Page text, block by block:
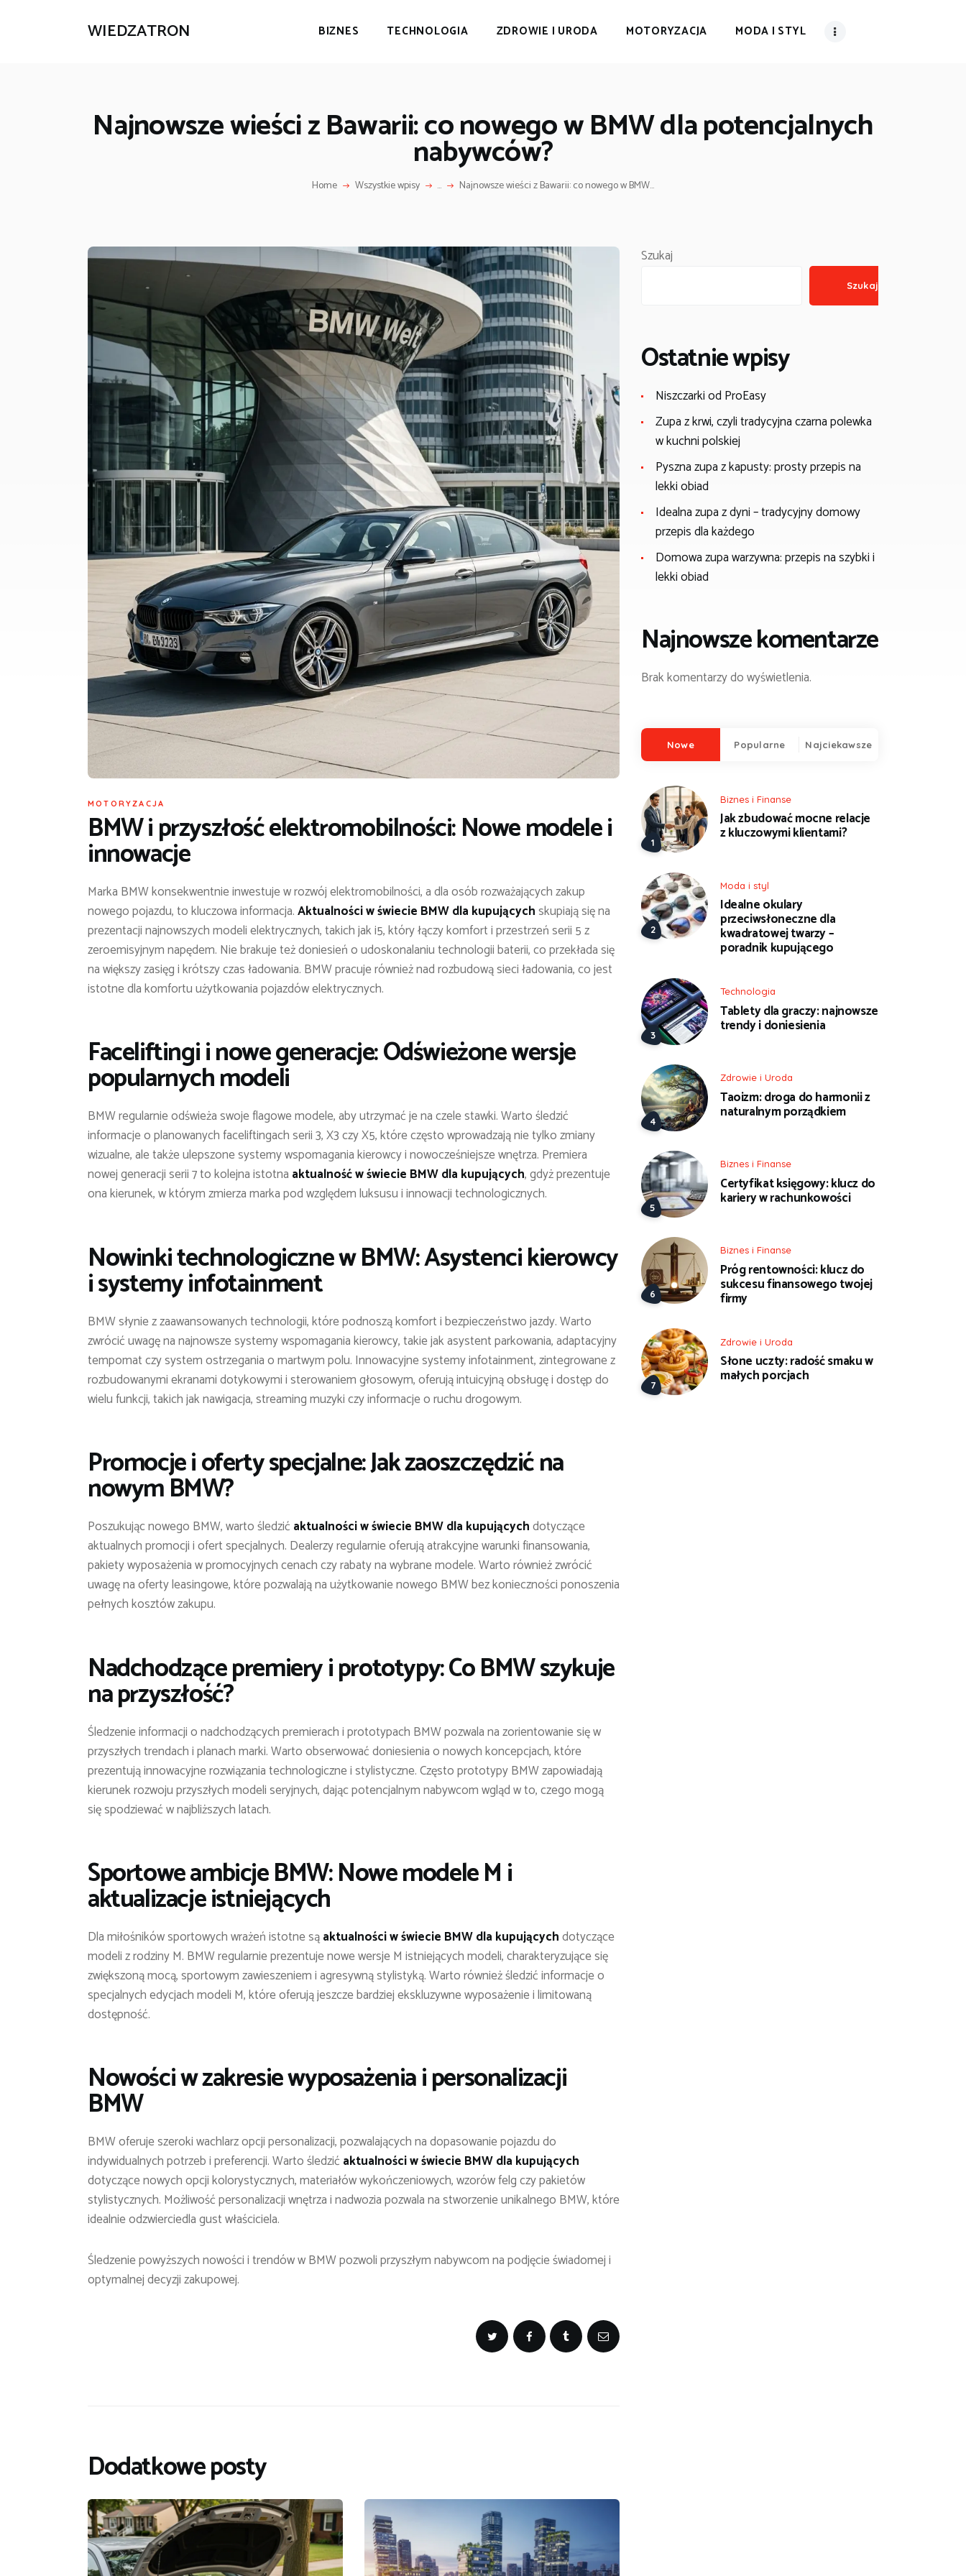
WIEDZATRON BIZNES TECHNOLOGIA ZDROWIE I URODA MOTORYZACJA MODA I STYL
Najnowsze wieści z Bawarii: co nowego w BMW dla potencjalnych
nabywców?
Home Wszystkie wpisy ... Najnowsze wieści z Bawarii: co nowego w BMW...
MOTORYZACJA
BMW i przyszłość elektromobilności: Nowe modele i
innowacje
Marka BMW konsekwentnie inwestuje w rozwój elektromobilności, a dla osób rozważających zakup
nowego pojazdu, to kluczowa informacja.Aktualności w świecie BMW dla kupującychskupiają się na
prezentacji najnowszych modeli elektrycznych, takich jak i5, który łączy komfort i przestrzeń serii 5 z
zeroemisyjnym napędem. Nie brakuje też doniesień o udoskonalaniu technologii baterii, co przekłada się
na większy zasięg i krótszy czas ładowania. BMW pracuje również nad rozbudową sieci ładowania, co jest
istotne dla komfortu użytkowania pojazdów elektrycznych.
Faceliftingi i nowe generacje: Odświeżone wersje
popularnych modeli
BMW regularnie odświeża swoje flagowe modele, aby utrzymać je na czele stawki. Warto śledzić
informacje o planowanych faceliftingach serii 3, X3 czy X5, które często wprowadzają nie tylko zmiany
wizualne, ale także ulepszone systemy wspomagania kierowcy i nowocześniejsze wnętrza. Premiera
nowej generacji serii 7 to kolejna istotna aktualność w świecie BMW dla kupujących, gdyż prezentuje
ona kierunek, w którym zmierza marka pod względem luksusu i innowacji technologicznych.
Nowinki technologiczne w BMW: Asystenci kierowcy
i systemy infotainment
BMW słynie z zaawansowanych technologii, które podnoszą komfort i bezpieczeństwo jazdy. Warto
zwrócić uwagę na najnowsze systemy wspomagania kierowcy, takie jak asystent parkowania, adaptacyjny
tempomat czy system ostrzegania o martwym polu. Innowacyjne systemy infotainment, zintegrowane z
rozbudowanymi ekranami dotykowymi i sterowaniem głosowym, oferują intuicyjną obsługę i dostęp do
wielu funkcji, takich jak nawigacja, streaming muzyki czy informacje o ruchu drogowym.
Promocje i oferty specjalne: Jak zaoszczędzić na
nowym BMW?
Poszukując nowego BMW, warto śledzić aktualności w świecie BMW dla kupującychdotyczące
aktualnych promocji i ofert specjalnych. Dealerzy regularnie oferują atrakcyjne warunki finansowania,
pakiety wyposażenia w promocyjnych cenach czy rabaty na wybrane modele. Warto również zwrócić
uwagę na oferty leasingowe, które pozwalają na użytkowanie nowego BMW bez konieczności ponoszenia
pełnych kosztów zakupu.
Nadchodzące premiery i prototypy: Co BMW szykuje
na przyszłość?
Śledzenie informacji o nadchodzących premierach i prototypach BMW pozwala na zorientowanie się w
przyszłych trendach i planach marki. Warto obserwować doniesienia o nowych koncepcjach, które
prezentują innowacyjne rozwiązania technologiczne i stylistyczne. Często prototypy BMW zapowiadają
kierunek rozwoju przyszłych modeli seryjnych, dając potencjalnym nabywcom wgląd w to, czego mogą
się spodziewać w najbliższych latach.
Sportowe ambicje BMW: Nowe modele M i
aktualizacje istniejących
Dla miłośników sportowych wrażeń istotne sąaktualności w świecie BMW dla kupującychdotyczące
modeli z rodziny M. BMW regularnie prezentuje nowe wersje M istniejących modeli, charakteryzujące się
zwiększoną mocą, sportowym zawieszeniem i agresywną stylistyką. Warto również śledzić informacje o
specjalnych edycjach modeli M, które oferują jeszcze bardziej ekskluzywne wyposażenie i limitowaną
dostępność.
Nowości w zakresie wyposażenia i personalizacji
BMW
BMW oferuje szeroki wachlarz opcji personalizacji, pozwalających na dopasowanie pojazdu do
indywidualnych potrzeb i preferencji. Warto śledzić aktualności w świecie BMW dla kupujących
dotyczące nowych opcji kolorystycznych, materiałów wykończeniowych, wzorów felg czy pakietów
stylistycznych. Możliwość personalizacji wnętrza i nadwozia pozwala na stworzenie unikalnego BMW, które
idealnie odzwierciedla gust właściciela.
Śledzenie powyższych nowości i trendów w BMW pozwoli przyszłym nabywcom na podjęcie świadomej i
optymalnej decyzji zakupowej.
Dodatkowe posty
Szukaj
Szukaj
Ostatnie wpisy
Niszczarki od ProEasy
Zupa z krwi, czyli tradycyjna czarna polewka
w kuchni polskiej
Pyszna zupa z kapusty: prosty przepis na
lekki obiad
Idealna zupa z dyni – tradycyjny domowy
przepis dla każdego
Domowa zupa warzywna: przepis na szybki i
lekki obiad
Najnowsze komentarze
Brak komentarzy do wyświetlenia.
Nowe Popularne Najciekawsze
Biznes i Finanse
Jak zbudować mocne relacje
z kluczowymi klientami?
Moda i styl
Idealne okulary
przeciwsłoneczne dla
kwadratowej twarzy –
poradnik kupującego
Technologia
Tablety dla graczy: najnowsze
trendy i doniesienia
Zdrowie i Uroda
Taoizm: droga do harmonii z
naturalnym porządkiem
Biznes i Finanse
Certyfikat księgowy: klucz do
kariery w rachunkowości
Biznes i Finanse
Próg rentowności: klucz do
sukcesu finansowego twojej
firmy
Zdrowie i Uroda
Słone uczty: radość smaku w
małych porcjach